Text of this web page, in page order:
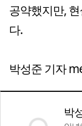
공약했지만,
다.
박성준 기자
박